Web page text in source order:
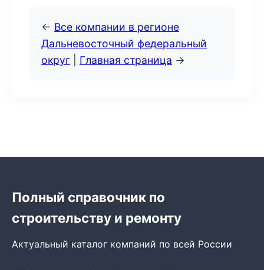
← Все компании в регионе
Дальневосточный федеральный
округ
Главная страница →
Полный справочник по
строительству и ремонту
Актуальный каталог компаний по всей России